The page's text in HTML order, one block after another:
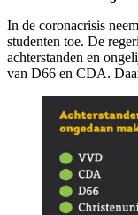
In de coronacrisis
studenten toe. De
achterstanden en
van D66 en CDA.